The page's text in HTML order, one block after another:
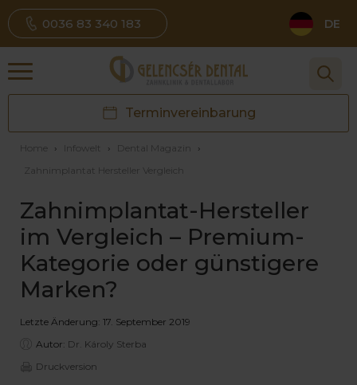
0036 83 340 183 DE
Terminvereinbarung
Home › Infowelt › Dental Magazin
›
Zahnimplantat Hersteller Vergleich
Zahnimplantat-Hersteller
im Vergleich – Premium-
Kategorie oder günstigere
Marken?
Letzte Änderung: 17. September 2019
Autor: Dr. Károly Sterba
Druckversion